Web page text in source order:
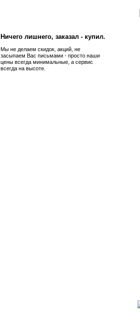
Ничего лишнего, заказал - купил.
Мы не делаем скидок, акций, не
засыпаем Вас письмами - просто наши
цены всегда минимальные, а сервис
всегда на высоте.